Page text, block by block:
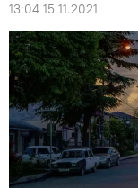
13:04 15.11.2021